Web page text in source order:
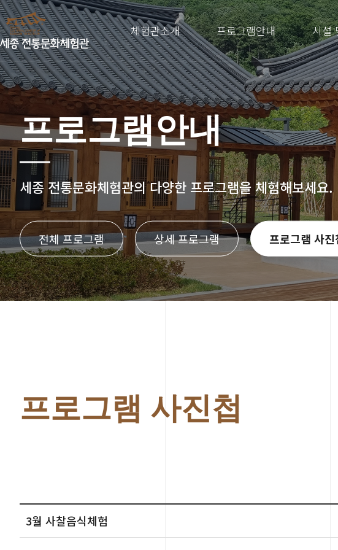
체험관소개 프로그램안내 시설
프로그램안내
세종 전통문화체험관의다양한 프로그램을 체험해보세요.
전체 프로그램 상세 프로그램 프로그램 사진
프로그램 사진첩
3월 사찰음식체험